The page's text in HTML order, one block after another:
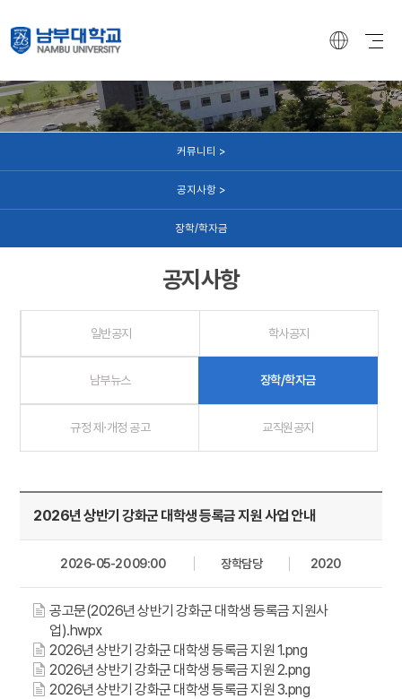
커뮤니티 >
공지사항 >
장학/학자금
공지사항
일반공지 학사공지
남부뉴스 장학/학자금
규정 제·개정 공고 교직원공지
2026년 상반기 강화군 대학생 등록금 지원 사업 안내
2026-05-20 09:00 장학담당 2020
공고문(2026년 상반기 강화군 대학생 등록금 지원사
업).hwpx
2026년 상반기 강화군 대학생 등록금 지원 1.png
2026년 상반기 강화군 대학생 등록금 지원 2.png
2026년 상반기 강화군 대학생 등록금 지원 3.png